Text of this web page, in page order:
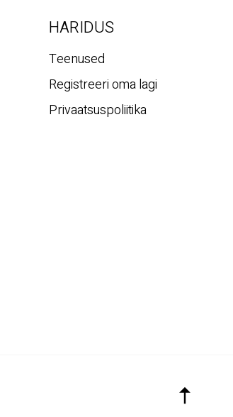
HARIDUS
Teenused
Registreeri oma lagi
Privaatsuspoliitika